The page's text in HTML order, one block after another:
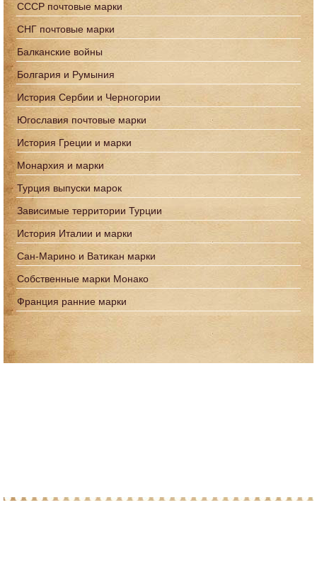
СССР почтовые марки
СНГ почтовые марки
Балканские войны
Болгария и Румыния
История Сербии и Черногории
Югославия почтовые марки
История Греции и марки
Монархия и марки
Турция выпуски марок
Зависимые территории Турции
История Италии и марки
Сан-Марино и Ватикан марки
Собственные марки Монако
Франция ранние марки